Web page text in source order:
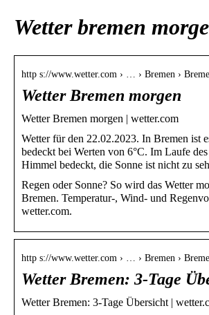
Wetter bremen
http s://www.wetter.com › … › Bremen ›
Wetter Bremen morgen
Wetter Bremen morgen | wetter.com
Wetter für den 22.02.2023. In Bremen ist
bedeckt bei Werten von 6°C. Im Laufe
Himmel bedeckt, die Sonne ist nicht zu
Regen oder Sonne? So wird das Wetter
Bremen. Temperatur-, Wind- und
wetter.com.
http s://www.wetter.com › … › Bremen ›
Wetter Bremen: 3-Tage
Wetter Bremen: 3-Tage Übersicht |